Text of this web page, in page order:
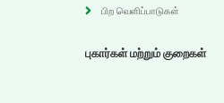
பிற வெளிப்பாடுகள்
புகார்கள் மற்றும் குறைகள்